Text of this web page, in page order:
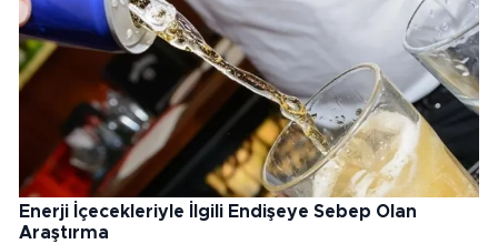
Enerji İçecekleriyle İlgili Endişeye Sebep Olan
Araştırma